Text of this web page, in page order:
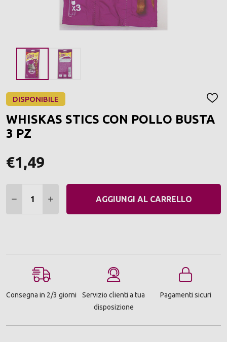
DISPONIBILE
DEI
WHISKAS STICS CON POLLO BUSTA
3 PZ
€1,49
DIMINUIRE QUANTITÀ:
AUMENTARE QUANTITÀ:
AGGIUNGI AL CARRELLO
Consegna in 2/3 giorni
Servizio clienti a tua
disposizione
Pagamenti sicuri